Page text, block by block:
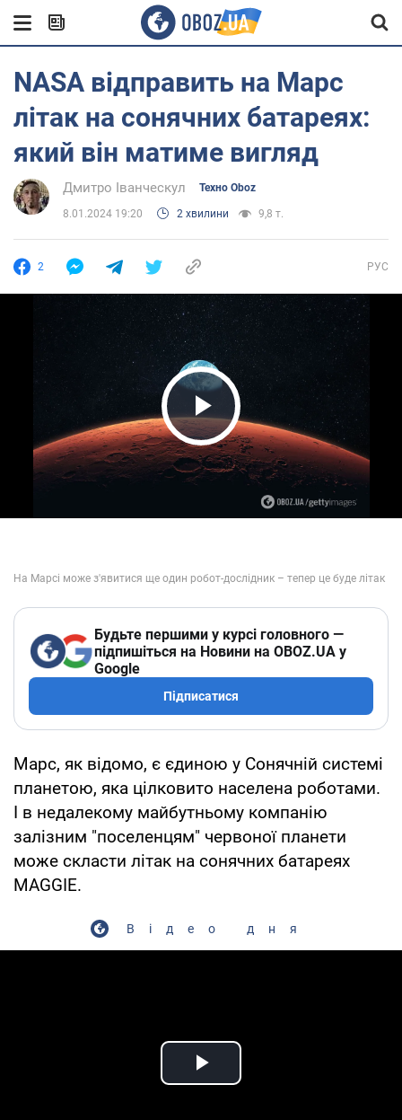
NASA відправить на Марс
літак на сонячних батареях:
який він матиме вигляд
Дмитро Іванческул Техно Oboz
8.01.2024 19:20 2 хвилини 9,8 т.
2 РУС
Play Video
Будьте першими у курсі головного —
підпишіться на Новини на OBOZ.UA у
Google
Підписатися
Марс, як відомо, є єдиною у Сонячній системі
планетою, яка цілковито населена роботами.
І в недалекому майбутньому компанію
залізним "поселенцям" червоної планети
може скласти літак на сонячних батареях
MAGGIE.
Відео дня
Play Video